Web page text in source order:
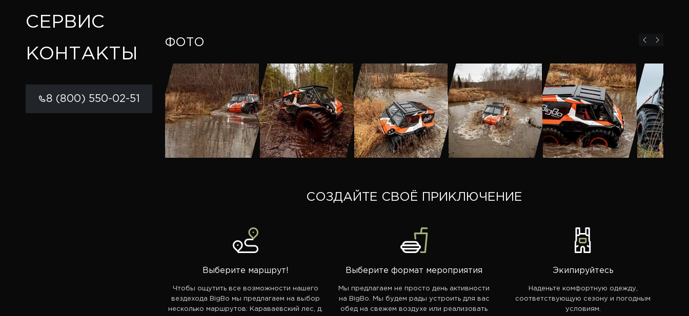
СЕРВИС
КОНТАКТЫ
8 (800) 550-02-51
ФОТО
СОЗДАЙТЕ СВОЁ ПРИКЛЮЧЕНИЕ
Выберите маршрут!
Чтобы ощутить все возможности нашего
вездехода BigBo мы предлагаем на выбор
несколько маршрутов: Караваевский лес, д.
Выберите формат мероприятия
Мы предлагаем не просто день активности
на BigBo. Мы будем рады устроить для вас
обед на свежем воздухе или реализовать
Экипируйтесь
Наденьте комфортную одежду,
соответствующую сезону и погодным
условиям.